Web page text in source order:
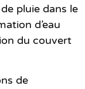
pluie dans le
d’eau
du couvert
de